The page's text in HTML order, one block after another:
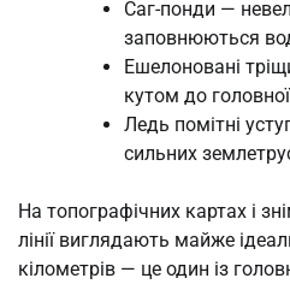
Саг-понди —
заповнюються
Ешелоновані
кутом до головної
Ледь помітні
сильних
На топографічних картах і
лінії виглядають майже
кілометрів — це один із